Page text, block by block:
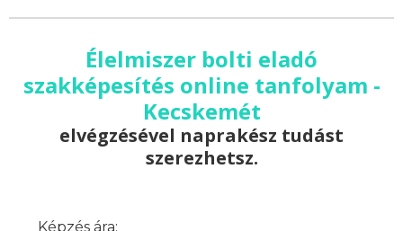
Élelmiszer bolti eladó
szakképesítés online tanfolyam -
Kecskemét
elvégzésével naprakész tudást
szerezhetsz.
Képzés ára: